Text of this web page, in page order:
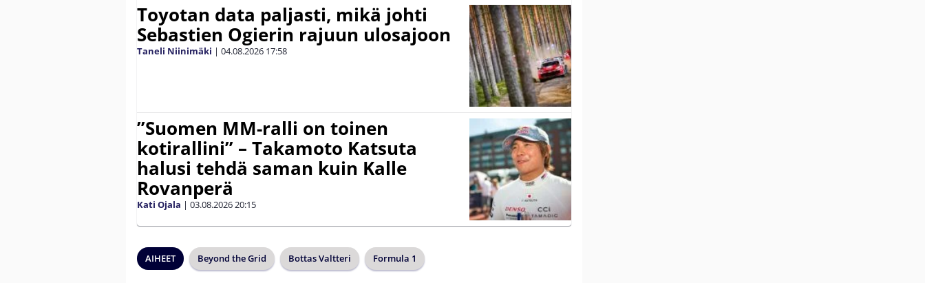
Toyotan data paljasti, mikä johti
Sebastien Ogierin rajuun ulosajoon
Taneli Niinimäki | 04.08.2026 17:58
”Suomen MM-ralli on toinen
kotirallini” – Takamoto Katsuta
halusi tehdä saman kuin Kalle
Rovanperä
Kati Ojala | 03.08.202620:15
AIHEET Beyond the Grid Bottas Valtteri Formula 1